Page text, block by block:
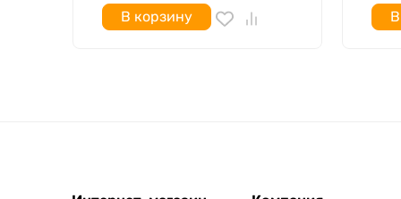
Обозначение лампы
В корзину